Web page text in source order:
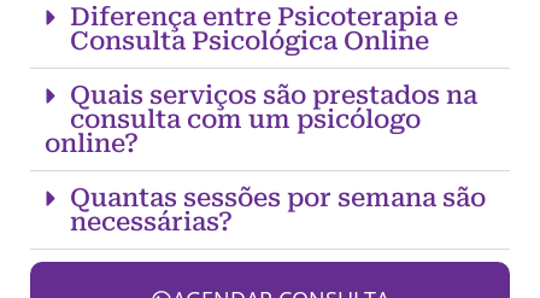
Diferença entre Psicoterapia e
Consulta Psicológica Online
Quais serviços são prestados na
consulta com um psicólogo
online?
Quantas sessões por semana são
necessárias?